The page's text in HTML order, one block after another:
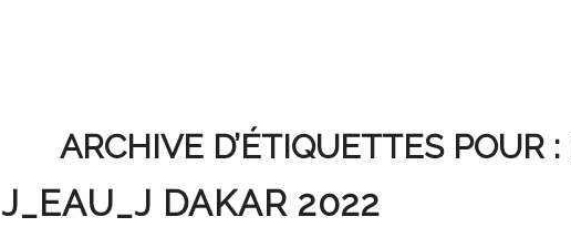
ARCHIVE D’ÉTIQUETTES POUR :
J_EAU_J DAKAR 2022